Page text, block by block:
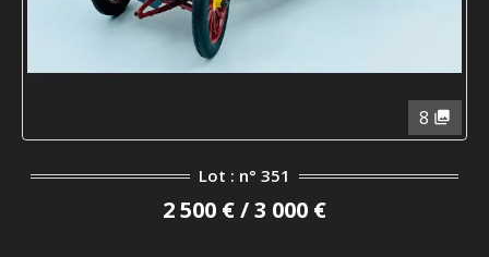
8
Lot : n° 351
2 500 € / 3 000 €